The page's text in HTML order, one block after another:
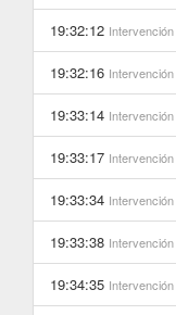
19:32:12 Intervención
19:32:16 Intervención
19:33:14 Intervención
19:33:17 Intervención
19:33:34 Intervención
19:33:38 Intervención
19:34:35 Intervención